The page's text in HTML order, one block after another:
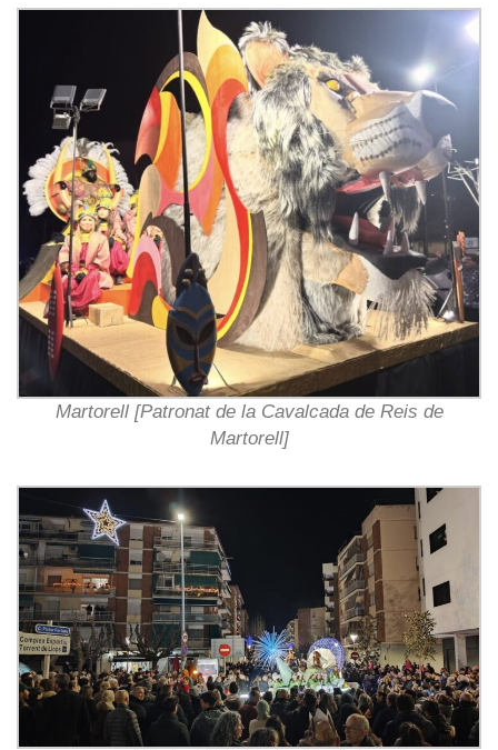
Martorell [Patronat de la Cavalcada de Reis de
Martorell]